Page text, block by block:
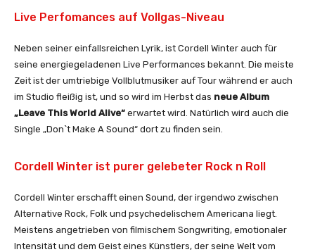
Live Perfomances auf Vollgas-Niveau
Neben seiner einfallsreichen Lyrik, ist Cordell Winter auch für
seine energiegeladenen Live Performances bekannt. Die meiste
Zeit ist der umtriebige Vollblutmusiker auf Tour während er auch
im Studio fleißig ist, und so wird im Herbst das neue Album
„Leave This World Alive“ erwartet wird. Natürlich wird auch die
Single „Don`t Make A Sound“ dort zu finden sein.
Cordell Winter ist purer gelebeter Rock n Roll
Cordell Winter erschafft einen Sound, der irgendwo zwischen
Alternative Rock, Folk und psychedelischem Americana liegt.
Meistens angetrieben von filmischem Songwriting, emotionaler
Intensität und dem Geist eines Künstlers, der seine Welt vom